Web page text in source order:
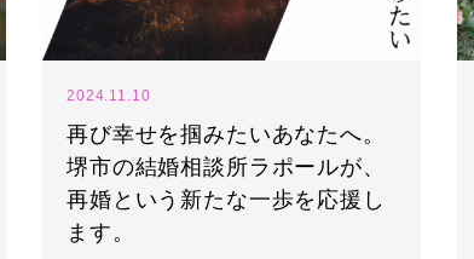
2024.11.10
再び幸せを掴みたいあなたへ。
堺市の結婚相談所ラポールが、
再婚という新たな一歩を応援し
ます。